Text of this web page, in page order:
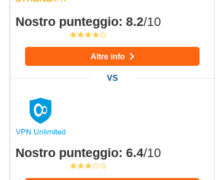
Nostro punteggio: 8.2/10
Altre info
Nostro punteggio: 6.4/10